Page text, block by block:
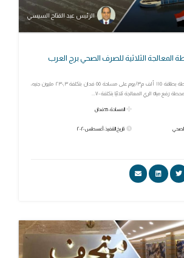
الرئيس عبد الفتاح السيسي
المعالجة الثلاثية للصرف الصحي برج العرب
المرحلة الأولى للمحطة بطاقة ١١٥ ألف م٣/يوم على مساحة ٥٥ فدان بتكلفة ٢٣٠,٣ مليون جنيه،
مياه الري المعالجة ثلاثيًا بتكلفة ٧٠...
المساحة: 55 فدان
تاريخ التنفيذ: أغسطس ٢٠٢٠